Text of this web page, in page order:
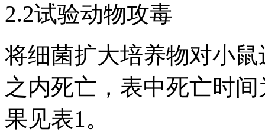
2.2试验动物攻毒
将细菌扩大培养物对小
之内死亡，表中死亡时
果见表1。